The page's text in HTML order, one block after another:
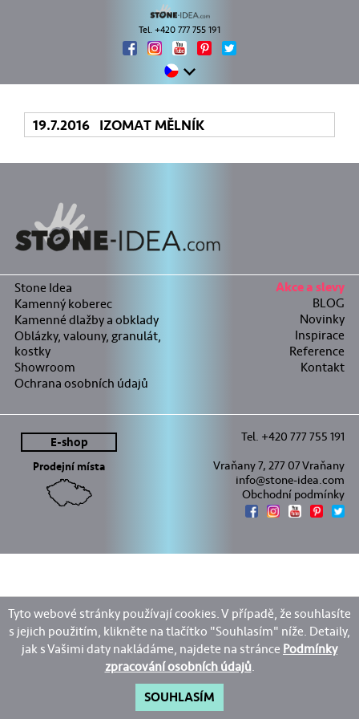
Tel. +420 777 755 191
19.7.2016 IZOMAT MĚLNÍK
Stone Idea
Kamenný koberec
Kamenné dlažby a obklady
Oblázky, valouny, granulát,
kostky
Showroom
Ochrana osobních údajů
Akce a slevy
BLOG
Novinky
Inspirace
Reference
Kontakt
E-shop
Prodejní místa
Tel. +420 777 755 191
Vraňany 7, 277 07 Vraňany
info@stone-idea.com
Obchodní podmínky
Tyto webové stránky používají cookies. V případě, že souhlasíte
s jejich použitím, klikněte na tlačítko "Souhlasím" níže. Detaily,
jak s Vašimi daty nakládáme, najdete na stráncePodmínky
zpracování osobních údajů.